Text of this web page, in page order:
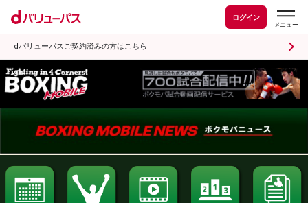
ログイン
dバリューパスご契約済みの方はこちら